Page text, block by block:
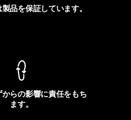
品を保証しています。
らの影響に責任をもち
ます。